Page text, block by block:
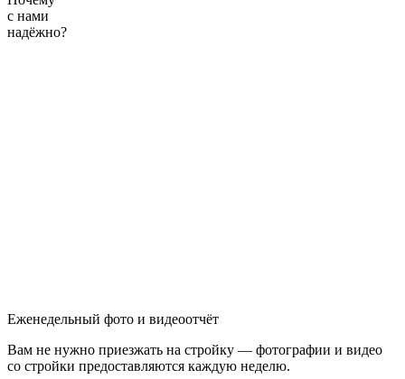
с нами
надёжно?
Еженедельный фото и видеоотчёт
Вам не нужно приезжать на стройку — фотографии и видео
со стройки предоставляются каждую неделю.